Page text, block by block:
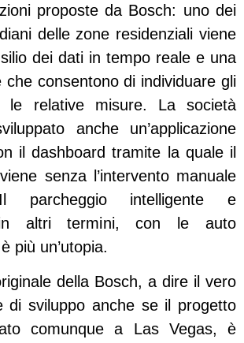
proposte da Bosch: uno dei
delle zone residenziali viene
dei dati in tempo reale e una
che consentono di individuare gli
le relative misure. La società
anche un’applicazione
il dashboard tramite la quale il
senza l’intervento manuale
Il parcheggio intelligente e
in altri termini, con le auto
più un’utopia.
della Bosch, a dire il vero
di sviluppo anche se il progetto
comunque a Las Vegas, è